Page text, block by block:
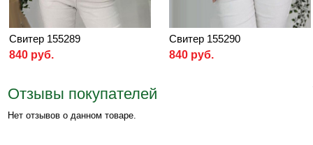
Свитер 155289
840 руб.
Свитер 155290
840 руб.
Отзывы покупателей
Нет отзывов о данном товаре.